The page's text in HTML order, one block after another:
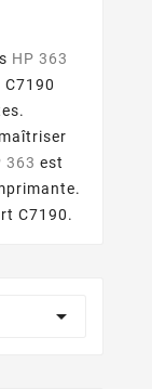
HP 363
363 est
C7190.
